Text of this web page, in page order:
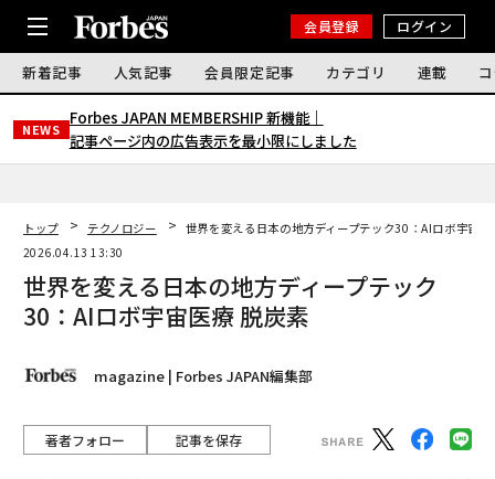
会員登録 ログイン
新着記事 人気記事 会員限定記事 カテゴリ 連載
NEWS
Forbes JAPAN MEMBERSHIP 新機能｜
記事ページ内の広告表示を最小限にしました
トップ テクノロジー
世界を変える日本の地方ディープテック30：AIロボ宇宙医
2026.04.13 13:30
世界を変える日本の地方ディープテック
30：AIロボ宇宙医療 脱炭素
magazine | Forbes JAPAN編集部
著者フォロー 記事を保存